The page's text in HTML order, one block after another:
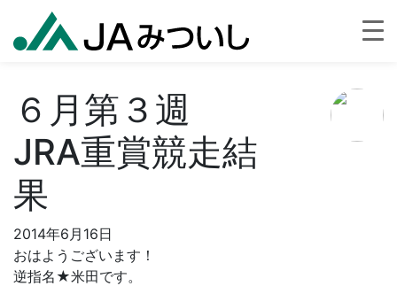
６月第３週
JRA重賞競走結
果
2014年6月16日
おはようございます！
逆指名★米田です。